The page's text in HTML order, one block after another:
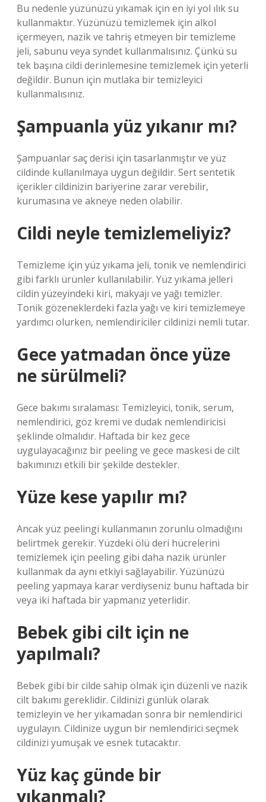
Bu nedenle yüzünüzü yıkamak için en iyi yol ılık su
kullanmaktır. Yüzünüzü temizlemek için alkol
içermeyen, nazik ve tahriş etmeyen bir temizleme
jeli, sabunu veya syndet kullanmalısınız. Çünkü su
tek başına cildi derinlemesine temizlemek için yeterli
değildir. Bunun için mutlaka bir temizleyici
kullanmalısınız.
Şampuanla yüz yıkanır mı?
Şampuanlar saç derisi için tasarlanmıştır ve yüz
cildinde kullanılmaya uygun değildir. Sert sentetik
içerikler cildinizin bariyerine zarar verebilir,
kurumasına ve akneye neden olabilir.
Cildi neyle temizlemeliyiz?
Temizleme için yüz yıkama jeli, tonik ve nemlendirici
gibi farklı ürünler kullanılabilir. Yüz yıkama jelleri
cildin yüzeyindeki kiri, makyajı ve yağı temizler.
Tonik gözeneklerdeki fazla yağı ve kiri temizlemeye
yardımcı olurken, nemlendiriciler cildinizi nemli tutar.
Gece yatmadan önce yüze
ne sürülmeli?
Gece bakımı sıralaması: Temizleyici, tonik, serum,
nemlendirici, göz kremi ve dudak nemlendiricisi
şeklinde olmalıdır. Haftada bir kez gece
uygulayacağınız bir peeling ve gece maskesi de cilt
bakımınızı etkili bir şekilde destekler.
Yüze kese yapılır mı?
Ancak yüz peelingi kullanmanın zorunlu olmadığını
belirtmek gerekir. Yüzdeki ölü deri hücrelerini
temizlemek için peeling gibi daha nazik ürünler
kullanmak da aynı etkiyi sağlayabilir. Yüzünüzü
peeling yapmaya karar verdiyseniz bunu haftada bir
veya iki haftada bir yapmanız yeterlidir.
Bebek gibi cilt için ne
yapılmalı?
Bebek gibi bir cilde sahip olmak için düzenli ve nazik
cilt bakımı gereklidir. Cildinizi günlük olarak
temizleyin ve her yıkamadan sonra bir nemlendirici
uygulayın. Cildinize uygun bir nemlendirici seçmek
cildinizi yumuşak ve esnek tutacaktır.
Yüz kaç günde bir
yıkanmalı?